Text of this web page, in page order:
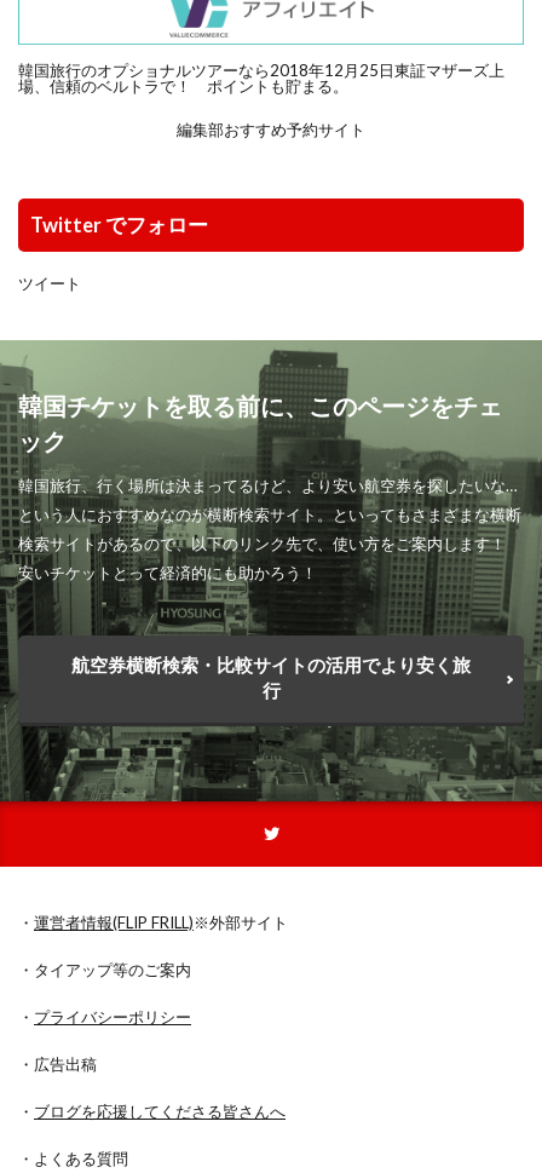
韓国旅行のオプショナルツアーなら2018年12月25日東証マザーズ上
場、信頼のベルトラで！ ポイントも貯まる。
編集部おすすめ予約サイト
Twitter でフォロー
ツイート
韓国チケットを取る前に、このページをチェ
ック
韓国旅行、行く場所は決まってるけど、より安い航空券を探したいな…
という人におすすめなのが横断検索サイト。といってもさまざまな横断
検索サイトがあるので、以下のリンク先で、使い方をご案内します！
安いチケットとって経済的にも助かろう！
航空券横断検索・比較サイトの活用でより安く旅
行
・ 運営者情報(FLIP FRILL)※外部サイト
・タイアップ等のご案内
・ プライバシーポリシー
・広告出稿
・ ブログを応援してくださる皆さんへ
・よくある質問